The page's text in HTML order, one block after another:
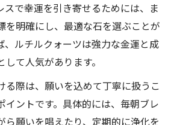
スで幸運を引き寄せるためには、ま
を明確にし、最適な石を選ぶことが
、ルチルクォーツは強力な金運と成
て人気があります。
る際は、願いを込めて丁寧に扱うこ
イントです。具体的には、毎朝ブレ
ら願いを唱えたり、定期的に浄化を